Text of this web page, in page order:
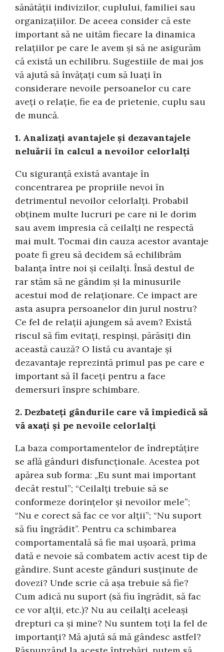
sănătății indivizilor, cuplului, familiei sau
organizațiilor. De aceea consider că este
important să ne uităm fiecare la dinamica
relațiilor pe care le avem și să ne asigurăm
că există un echilibru. Sugestiile de mai jos
vă ajută să învățați cum să luați în
considerare nevoile persoanelor cu care
aveți o relație, fie ea de prietenie, cuplu sau
de muncă.
1. Analizați avantajele și dezavantajele
neluării în calcul a nevoilor celorlalți
Cu siguranță există avantaje în
concentrarea pe propriile nevoi în
detrimentul nevoilor celorlalți. Probabil
obținem multe lucruri pe care ni le dorim
sau avem impresia că ceilalți ne respectă
mai mult. Tocmai din cauza acestor avantaje
poate fi greu să decidem să echilibrăm
balanța între noi și ceilalți. Însă destul de
rar stăm să ne gândim și la minusurile
acestui mod de relaționare. Ce impact are
asta asupra persoanelor din jurul nostru?
Ce fel de relații ajungem să avem? Există
riscul să fim evitați, respinși, părăsiți din
această cauză? O listă cu avantaje și
dezavantaje reprezintă primul pas pe care e
important să îl faceți pentru a face
demersuri înspre schimbare.
2. Dezbateți gândurile care vă împiedică să
vă axați și pe nevoile celorlalți
La baza comportamentelor de îndreptățire
se află gânduri disfuncționale. Acestea pot
apărea sub forma: „Eu sunt mai important
decât restul”; “Ceilalți trebuie să se
conformeze dorințelor și nevoilor mele”;
“Nu e corect să fac ce vor alții”; “Nu suport
să fiu îngrădit”. Pentru ca schimbarea
comportamentală să fie mai ușoară, prima
dată e nevoie să combatem activ acest tip de
gândire. Sunt aceste gânduri susținute de
dovezi? Unde scrie că așa trebuie să fie?
Cum adică nu suport (să fiu îngrădit, să fac
ce vor alții, etc.)? Nu au ceilalți aceleași
drepturi ca și mine? Nu suntem toți la fel de
importanți? Mă ajută să mă gândesc astfel?